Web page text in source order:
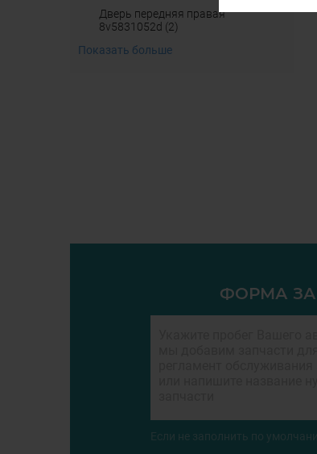
дверь передняя правая
8v5831052d (2)
Показать больше
ФОРМА
Если не заполнить по